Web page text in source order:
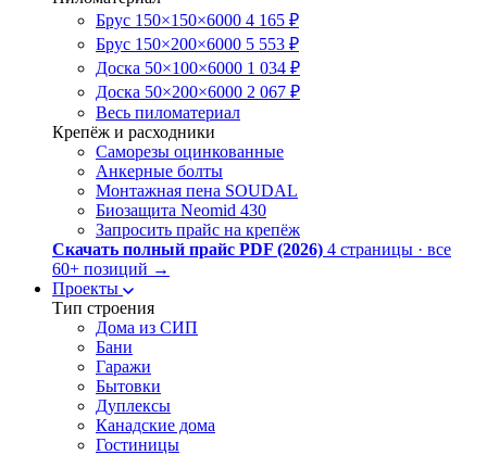
Брус 150×150×6000 4 165 ₽
Брус 150×200×6000 5 553 ₽
Доска 50×100×6000 1 034 ₽
Доска 50×200×6000 2 067 ₽
Весь пиломатериал
Крепёж и расходники
Саморезы оцинкованные
Анкерные болты
Монтажная пена SOUDAL
Биозащита Neomid 430
Запросить прайс на крепёж
Скачать полный прайс PDF (2026) 4 страницы · все
60+ позиций →
Проекты
Тип строения
Дома из СИП
Бани
Гаражи
Бытовки
Дуплексы
Канадские дома
Гостиницы